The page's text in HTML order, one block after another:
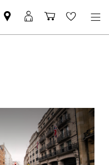
Trouver
un
Connexion
MyMINI
PanierFavoris